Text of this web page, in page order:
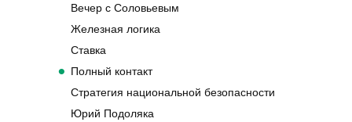
Юрий Подоляка
Формула смысла
Самые шокирующие гипотезы
Тайны Чапман
Лабиринт Карнаухова
Загадки человечества